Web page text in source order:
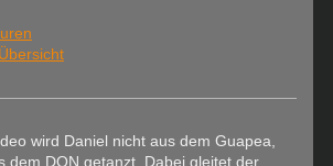
wird Daniel nicht aus dem Guapea,
dem DQN getanzt. Dabei gleitet der